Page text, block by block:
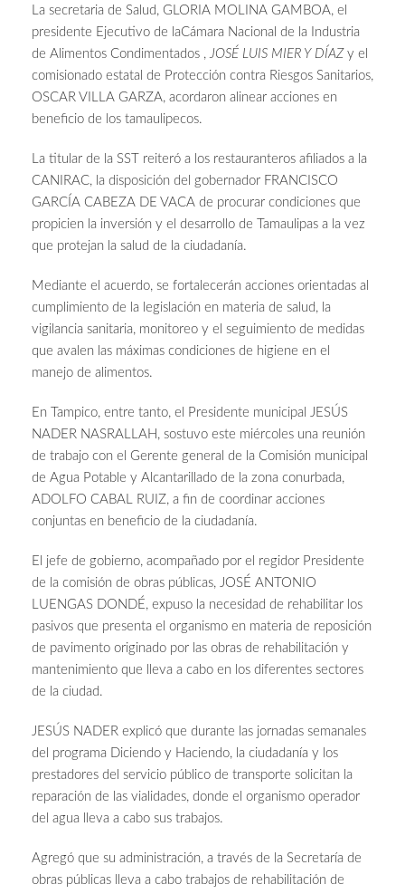
La secretaria de Salud, GLORIA MOLINA GAMBOA, el
presidente Ejecutivo de laCámara Nacional de la Industria
de Alimentos Condimentados ,JOSÉ LUIS MIER Y DÍAZ y el
comisionado estatal de Protección contra Riesgos Sanitarios,
OSCAR VILLA GARZA, acordaron alinear acciones en
beneficio de los tamaulipecos.
La titular de la SST reiteró a los restauranteros afiliados a la
CANIRAC, la disposición del gobernador FRANCISCO
GARCÍA CABEZA DE VACA de procurar condiciones que
propicien la inversión y el desarrollo de Tamaulipas a la vez
que protejan la salud de la ciudadanía.
Mediante el acuerdo, se fortalecerán acciones orientadas al
cumplimiento de la legislación en materia de salud, la
vigilancia sanitaria, monitoreo y el seguimiento de medidas
que avalen las máximas condiciones de higiene en el
manejo de alimentos.
En Tampico, entre tanto, el Presidente municipal JESÚS
NADER NASRALLAH, sostuvo este miércoles una reunión
de trabajo con el Gerente general de la Comisión municipal
de Agua Potable y Alcantarillado de la zona conurbada,
ADOLFO CABAL RUIZ, a fin de coordinar acciones
conjuntas en beneficio de la ciudadanía.
El jefe de gobierno, acompañado por el regidor Presidente
de la comisión de obras públicas, JOSÉ ANTONIO
LUENGAS DONDÉ, expuso la necesidad de rehabilitar los
pasivos que presenta el organismo en materia de reposición
de pavimento originado por las obras de rehabilitación y
mantenimiento que lleva a cabo en los diferentes sectores
de la ciudad.
JESÚS NADER explicó que durante las jornadas semanales
del programa Diciendo y Haciendo, la ciudadanía y los
prestadores del servicio público de transporte solicitan la
reparación de las vialidades, donde el organismo operador
del agua lleva a cabo sus trabajos.
Agregó que su administración, a través de la Secretaría de
obras públicas lleva a cabo trabajos de rehabilitación de